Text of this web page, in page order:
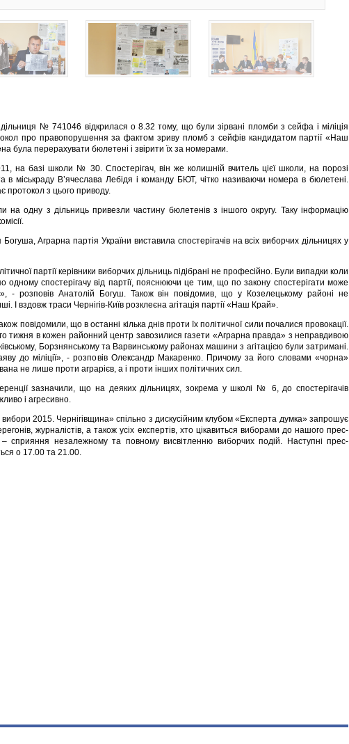
№ 741046 відкрилася о 8.32 тому, що були зірвані пломби з сейфа і міліція
про правопорушення за фактом зриву пломб з сейфів кандидатом партії «Наш
була перерахувати бюлетені і звірити їх за номерами.
на базі школи № 30. Спостерігач, він же колишній вчитель цієї школи, на порозі
в міськраду В’ячеслава Лебідя і команду БЮТ, чітко називаючи номера в бюлетені.
протокол з цього приводу.
на одну з дільниць привезли частину бюлетенів з іншого округу. Таку інформацію
Аграрна партія України виставила спостерігачів на всіх виборчих дільницях у
партії керівники виборчих дільниць підібрані не професійно. Були випадки коли
одному спостерігачу від партії, пояснюючи це тим, що по закону спостерігати може
- розповів Анатолій Богуш. Також він повідомив, що у Козелецькому районі не
І вздовж траси Чернігів-Київ розклеєна агітація партії «Наш Край».
повідомили, що в останні кілька днів проти їх політичної сили почалися провокації.
тижня в кожен районний центр завозилися газети «Аграрна правда» з неправдивою
Борзнянському та Варвинському районах машини з агітацією були затримані.
до міліції», - розповів Олександр Макаренко. Причому за його словами «чорна»
не лише проти аграрієв, а і проти інших політичних сил.
зазначили, що на деяких дільницях, зокрема у школі № 6, до спостерігачів
і агресивно.
2015. Чернігівщина» спільно з дискусійним клубом «Експерта думка» запрошує
журналістів, а також усіх експертів, хто цікавиться виборами до нашого прес-
сприяння незалежному та повному висвітленню виборчих подій. Наступні прес-
о 17.00 та 21.00.